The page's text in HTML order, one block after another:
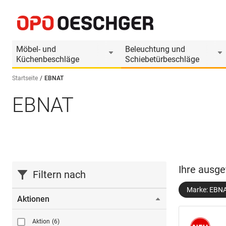
Möbel- und
Küchenbeschläge
Beleuchtung und
Schiebetürbeschläge
Sprache wählen (DE)
Startseite EBNAT
EBNAT
Filtern nach
Aktionen
Aktion (6)
Ihre
Marke: